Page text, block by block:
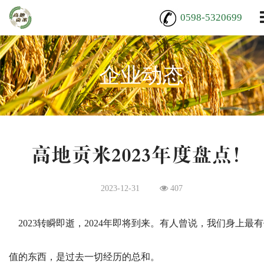
0598-5320699
企业动态
高地贡米2023年度盘点！
2023-12-31 407
2023转瞬即逝，2024年即将到来。有人曾说，我们身上最
值的东西，是过去一切经历的总和。